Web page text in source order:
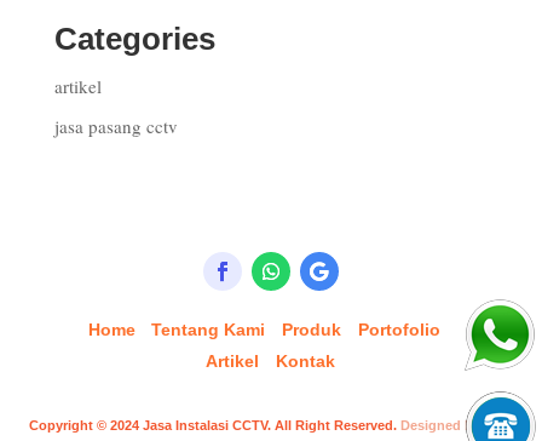
Categories
artikel
jasa pasang cctv
Home Tentang Kami Produk
Portofolio
Artikel
Kontak
Copyright © 2024 Jasa Instalasi CCTV. All Right Reserved. Designed by Inori